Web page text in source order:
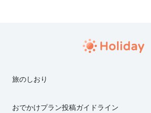
旅のしおり
おでかけプラン投稿ガイドライン